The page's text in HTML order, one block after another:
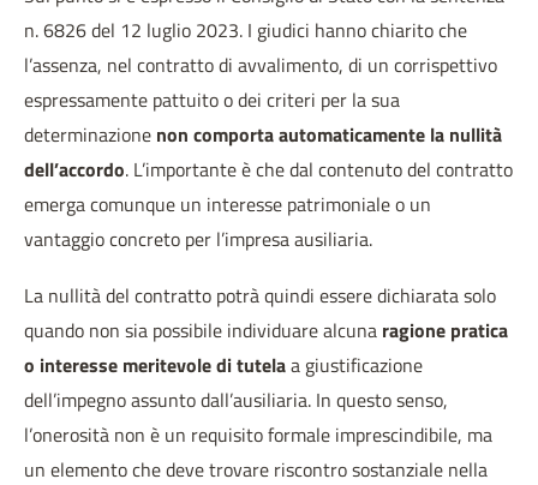
n. 6826 del 12 luglio 2023. I giudici hanno chiarito che
l’assenza, nel contratto di avvalimento, di un corrispettivo
espressamente pattuito o dei criteri per la sua
determinazione non comporta automaticamente la nullità
dell’accordo. L’importante è che dal contenuto del contratto
emerga comunque un interesse patrimoniale o un
vantaggio concreto per l’impresa ausiliaria.
La nullità del contratto potrà quindi essere dichiarata solo
quando non sia possibile individuare alcuna ragione pratica
o interesse meritevole di tutelaa giustificazione
dell’impegno assunto dall’ausiliaria. In questo senso,
l’onerosità non è un requisito formale imprescindibile, ma
un elemento che deve trovare riscontro sostanziale nella